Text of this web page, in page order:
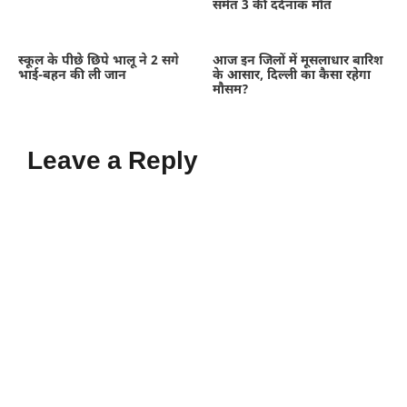
समेत 3 की दर्दनाक मौत
स्कूल के पीछे छिपे भालू ने 2 सगे
भाई-बहन की ली जान
आज इन जिलों में मूसलाधार बारिश
के आसार, दिल्ली का कैसा रहेगा
मौसम?
Leave a Reply